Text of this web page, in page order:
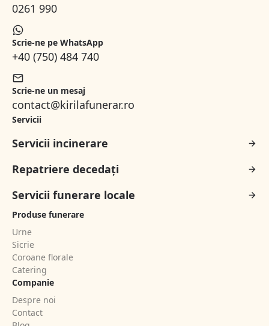
0261 990
Scrie-ne pe WhatsApp
+40 (750) 484 740
Scrie-ne un mesaj
contact@kirilafunerar.ro
Servicii
Servicii incinerare
Repatriere decedați
Servicii funerare locale
Produse funerare
Urne
Sicrie
Coroane florale
Catering
Companie
Despre noi
Contact